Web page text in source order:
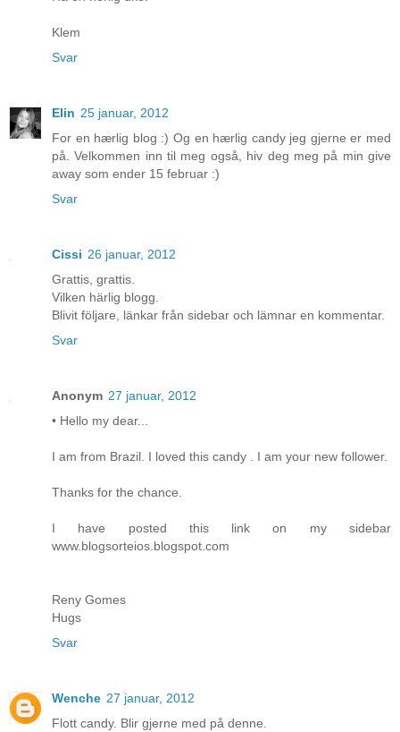
Klem
Svar
Elin 25 januar, 2012
For en hærlig blog :) Og en hærlig candy jeg gjerne er med
på. Velkommen inn til meg også, hiv deg meg på min give
away som ender 15 februar :)
Svar
Cissi 26 januar, 2012
Grattis, grattis.
Vilken härlig blogg.
Blivit följare, länkar från sidebar och lämnar en kommentar.
Svar
Anonym 27 januar, 2012
• Hello my dear...
I am from Brazil. I loved this candy . I am your new follower.
Thanks for the chance.
I have posted this link on my sidebar
www.blogsorteios.blogspot.com
Reny Gomes
Hugs
Svar
Wenche 27 januar, 2012
Flott candy. Blir gjerne med på denne.